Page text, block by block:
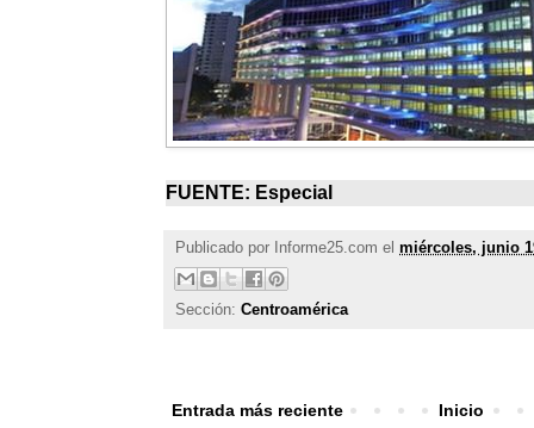
FUENTE: Especial
Publicado por Informe25.com el miércoles, junio
Sección: Centroamérica
Entrada más reciente Inicio